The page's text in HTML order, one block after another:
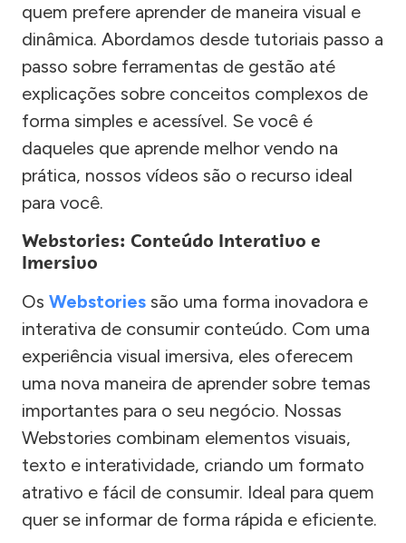
quem prefere aprender de maneira visual e
dinâmica. Abordamos desde tutoriais passo a
passo sobre ferramentas de gestão até
explicações sobre conceitos complexos de
forma simples e acessível. Se você é
daqueles que aprende melhor vendo na
prática, nossos vídeos são o recurso ideal
para você.
Webstories: Conteúdo Interativo e
Imersivo
Os Webstories são uma forma inovadora e
interativa de consumir conteúdo. Com uma
experiência visual imersiva, eles oferecem
uma nova maneira de aprender sobre temas
importantes para o seu negócio. Nossas
Webstories combinam elementos visuais,
texto e interatividade, criando um formato
atrativo e fácil de consumir. Ideal para quem
quer se informar de forma rápida e eficiente.